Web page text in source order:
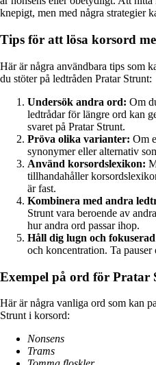
knepigt, men med några strategier
Tips för att lösa korsord
Här är några användbara tips som
du stöter på ledtråden Pratar Strunt:
Undersök andra ord: Om
ledtrådar för längre ord kan
svaret på Pratar Strunt.
Pröva olika varianter: Om
synonymer eller alternativ
Använd korsordslexikon:
tillhandahåller
är fast.
Kombinera med andra
Strunt vara beroende av
hur andra ord passar ihop.
Håll dig lugn och
och koncentration. Ta
Exempel på ord för Pratar
Här är några vanliga ord som kan
Strunt i korsord:
Nonsens
Trams